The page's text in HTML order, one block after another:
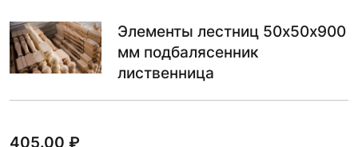
Элементы лестниц 50х50х900
мм подбалясенник
лиственница
405.00 ₽